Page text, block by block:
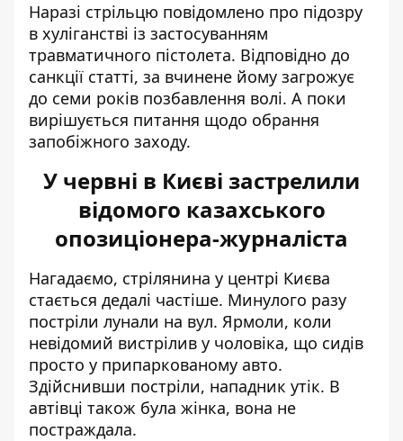
Наразі стрільцю повідомлено про підозру
в хуліганстві із застосуванням
травматичного пістолета. Відповідно до
санкції статті, за вчинене йому загрожує
до семи років позбавлення волі. А поки
вирішується питання щодо обрання
запобіжного заходу.
У червні в Києві застрелили
відомого казахського
опозиціонера-журналіста
Нагадаємо, стрілянина у центрі Києва
стається дедалі частіше. Минулого разу
постріли лунали на вул. Ярмоли, коли
невідомий вистрілив у чоловіка, що сидів
просто у припаркованому авто.
Здійснивши постріли, нападник утік. В
автівці також була жінка, вона не
постраждала.